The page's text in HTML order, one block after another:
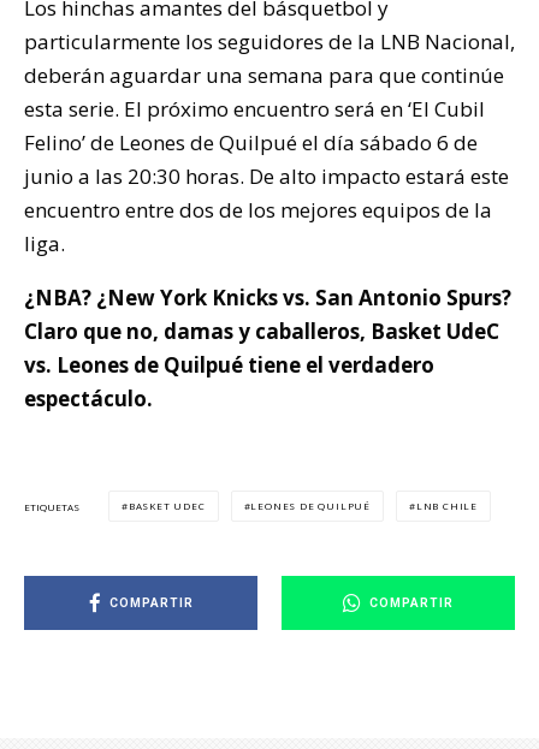
Los hinchas amantes del básquetbol y
particularmente los seguidores de la LNB Nacional,
deberán aguardar una semana para que continúe
esta serie. El próximo encuentro será en ‘El Cubil
Felino’ de Leones de Quilpué el día sábado 6 de
junio a las 20:30 horas. De alto impacto estará este
encuentro entre dos de los mejores equipos de la
liga.
¿NBA? ¿New York Knicks vs. San Antonio Spurs?
Claro que no, damas y caballeros, Basket UdeC
vs. Leones de Quilpué tiene el verdadero
espectáculo.
ETIQUETAS BASKET UDEC LEONES DE QUILPUÉ LNB CHILE
COMPARTIR COMPARTIR